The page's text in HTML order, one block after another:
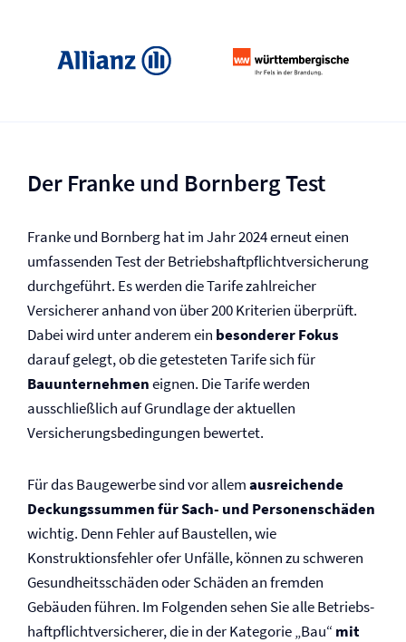
Der Franke und Bornberg Test
Franke und Bornberg hat im Jahr 2024 erneut einen
umfassenden Test der Betriebs­haftpflicht­versicherung
durchgeführt. Es werden die Tarife zahlreicher
Versicherer anhand von über 200 Kriterien überprüft.
Dabei wird unter anderem ein besonderer Fokus
darauf gelegt, ob die getesteten Tarife sich für
Bauunternehmeneignen. Die Tarife werden
ausschließlich auf Grundlage der aktuellen
Versicherungs­bedingungen bewertet.
Für das Baugewerbe sind vor allemausreichende
Deckungssummen für Sach- und Personenschäden
wichtig. Denn Fehler auf Baustellen, wie
Konstruktionsfehler ofer Unfälle, können zu schweren
Gesundheitsschäden oder Schäden an fremden
Gebäuden führen. Im Folgenden sehen Sie alle Betriebs­
haftpflicht­versicherer, die in der Kategorie „Bau“ mit